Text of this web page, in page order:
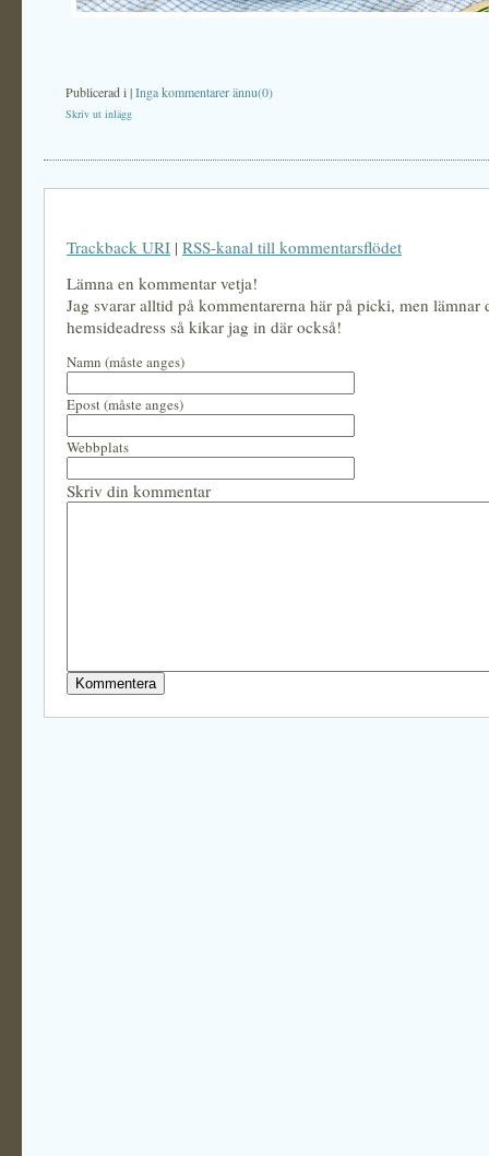
Publicerad i|Inga kommentarer ännu(0)
Skriv ut inlägg
Trackback URI | RSS-kanal till kommentarsflödet
Lämna en kommentar vetja!
Jag svarar alltid på kommentarerna här på picki, men lämnar
hemsideadress så kikar jag in där också!
Namn (måste anges)
Epost (måste anges)
Webbplats
Skriv din kommentar